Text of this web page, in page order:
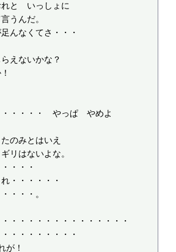
と　いっしょに
うんだ。
んなくてさ・・・
えないかな？
・・・・　やっぱ　やめよ
のみとはいえ
リはないよな。
・・・
・・・・・・
・・・。
・・・・・・・・・・・・・・
・・・・・・・・
が！